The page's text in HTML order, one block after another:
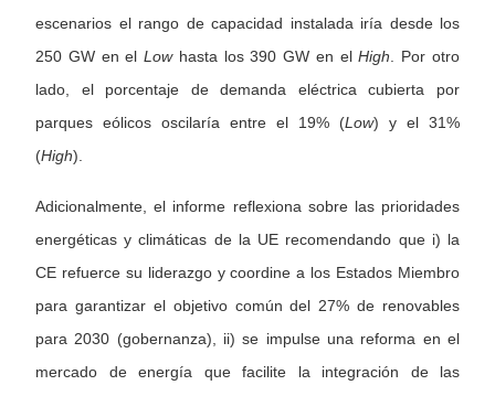
escenarios el rango de capacidad instalada iría desde los
250 GW en elLowhasta los 390 GW en elHigh. Por otro
lado, el porcentaje de demanda eléctrica cubierta por
parques eólicos oscilaría entre el 19% (Low) y el 31%
(High).
Adicionalmente, el informe reflexiona sobre las prioridades
energéticas y climáticas de la UE recomendando que i) la
CE refuerce su liderazgo y coordine a los Estados Miembro
para garantizar el objetivo común del 27% de renovables
para 2030 (gobernanza), ii) se impulse una reforma en el
mercado de energía que facilite la integración de las